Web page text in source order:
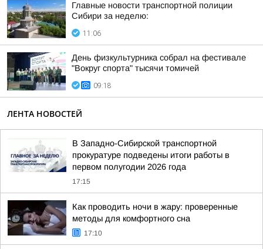
Главные новости транспортной полиции
Сибири за неделю:
11:06
День физкультурника собрал на фестивале
"Вокруг спорта" тысячи томичей
09:18
ЛЕНТА НОВОСТЕЙ
В Западно-Сибирской транспортной
прокуратуре подведены итоги работы в
первом полугодии 2026 года
17:15
Как проводить ночи в жару: проверенные
методы для комфортного сна
17:10